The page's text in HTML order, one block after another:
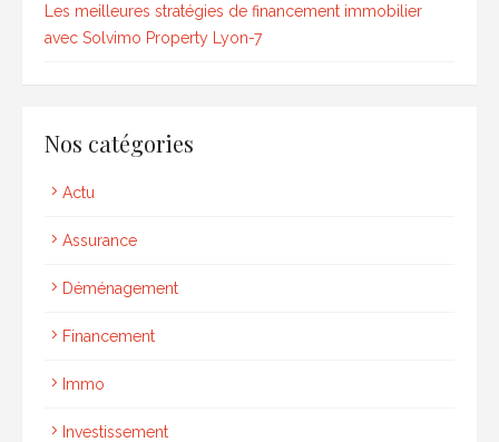
Les meilleures stratégies de financement immobilier
avec Solvimo Property Lyon-7
Nos catégories
Actu
Assurance
Déménagement
Financement
Immo
Investissement